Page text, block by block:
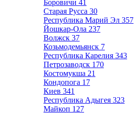
Боровичи 41
Старая Русса 30
Республика Марий Эл 357
Йошкар-Ола 237
Волжск 37
Козьмодемьянск 7
Республика Карелия 343
Петрозаводск 170
Костомукша 21
Кондопога 17
Киев 341
Республика Адыгея 323
Майкоп 127